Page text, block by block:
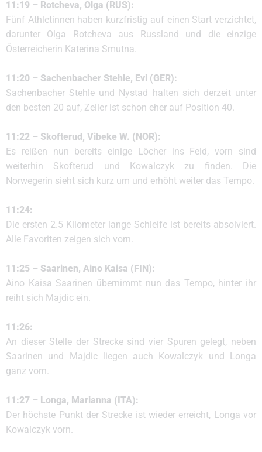
11:19 – Rotcheva, Olga (RUS):
Fünf Athletinnen haben kurzfristig auf einen Start verzichtet,
darunter Olga Rotcheva aus Russland und die einzige
Österreicherin Katerina Smutna.
11:20 – Sachenbacher Stehle, Evi (GER):
Sachenbacher Stehle und Nystad halten sich derzeit unter
den besten 20 auf, Zeller ist schon eher auf Position 40.
11:22 – Skofterud, Vibeke W. (NOR):
Es reißen nun bereits einige Löcher ins Feld, vorn sind
weiterhin Skofterud und Kowalczyk zu finden. Die
Norwegerin sieht sich kurz um und erhöht weiter das Tempo.
11:24:
Die ersten 2.5 Kilometer lange Schleife ist bereits absolviert.
Alle Favoriten zeigen sich vorn.
11:25 – Saarinen, Aino Kaisa (FIN):
Aino Kaisa Saarinen übernimmt nun das Tempo, hinter ihr
reiht sich Majdic ein.
11:26:
An dieser Stelle der Strecke sind vier Spuren gelegt, neben
Saarinen und Majdic liegen auch Kowalczyk und Longa
ganz vorn.
11:27 – Longa, Marianna (ITA):
Der höchste Punkt der Strecke ist wieder erreicht, Longa vor
Kowalczyk vorn.